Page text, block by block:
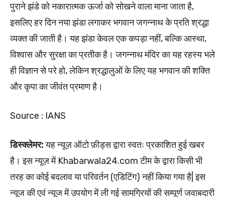
पुराने झंडे को नकारात्मक ऊर्जा को सोखने वाला माना जाता है,
इसलिए हर दिन नया झंडा लगाकर भगवान जगन्नाथ के प्रति श्रद्धा
व्यक्त की जाती है। यह झंडा केवल एक कपड़ा नहीं, बल्कि आस्था,
विश्वास और सुरक्षा का प्रतीक है। जगन्नाथ मंदिर का यह रहस्य भले
ही विज्ञान से परे हो, लेकिन श्रद्धालुओं के लिए यह भगवान की शक्ति
और कृपा का जीवंत प्रमाण है।
Source : IANS
डिस्क्लेमर:यह न्यूज़ ऑटो फ़ीड्स द्वारा स्वतः प्रकाशित हुई खबर
है। इस न्यूज़ में Khabarwala24.com टीम के द्वारा किसी भी
तरह का कोई बदलाव या परिवर्तन (एडिटिंग) नहीं किया गया है| इस
न्यूज की एवं न्यूज में उपयोग में ली गई सामग्रियों की सम्पूर्ण जवाबदारी